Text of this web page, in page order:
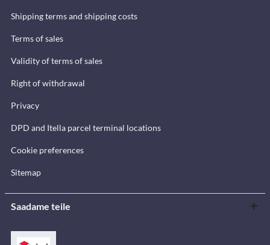
Shipping terms and shipping costs
Terms of sales
Validity of terms of sales
Right of withdrawal
Privacy
DPD and Itella parcel terminal locations
Cookie preferences
Sitemap
Saadame teile